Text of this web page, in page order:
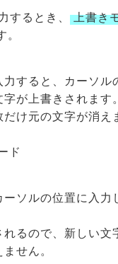
するとき、 上書き
すると、カーソル
が上書きされます。
け元の文字が消え
ソルの位置に入力
るので、新しい文
せん。